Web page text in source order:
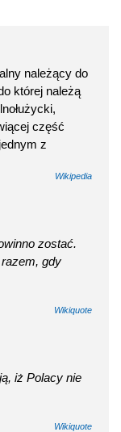
należący do
której należą
część
z
Wikipedia
zostać.
gdy
Wikiquote
iż Polacy nie
Wikiquote